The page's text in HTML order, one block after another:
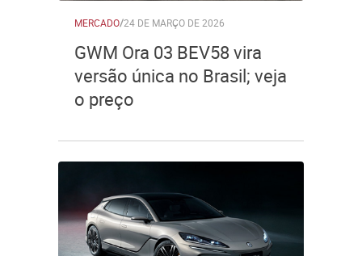
MERCADO/24 DE MARÇO DE 2026
GWM Ora 03 BEV58 vira
versão única no Brasil; veja
o preço